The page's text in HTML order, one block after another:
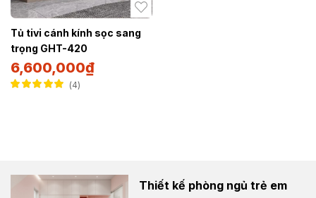
Tủ tivi cánh kính sọc sang
trọng GHT-420
6,600,000₫
4
Thiết kế phòng ngủ trẻ em